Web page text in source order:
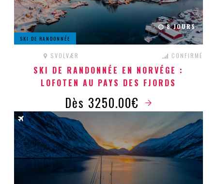
8 JOURS
SKI DE RANDONNÉE
SVOLVÆR CONFIRMÉ
SKI DE RANDONNÉE EN NORVÉGE :
LOFOTEN AU PAYS DES FJORDS
Dès 3250.00€